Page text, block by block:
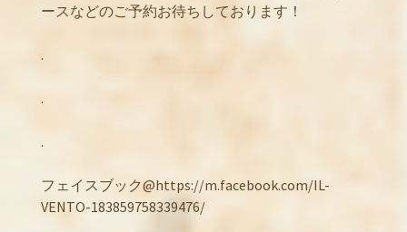
ースなどのご予約お待ちしております！
.
.
.
フェイスブック@https://m.facebook.com/IL-
VENTO-183859758339476/